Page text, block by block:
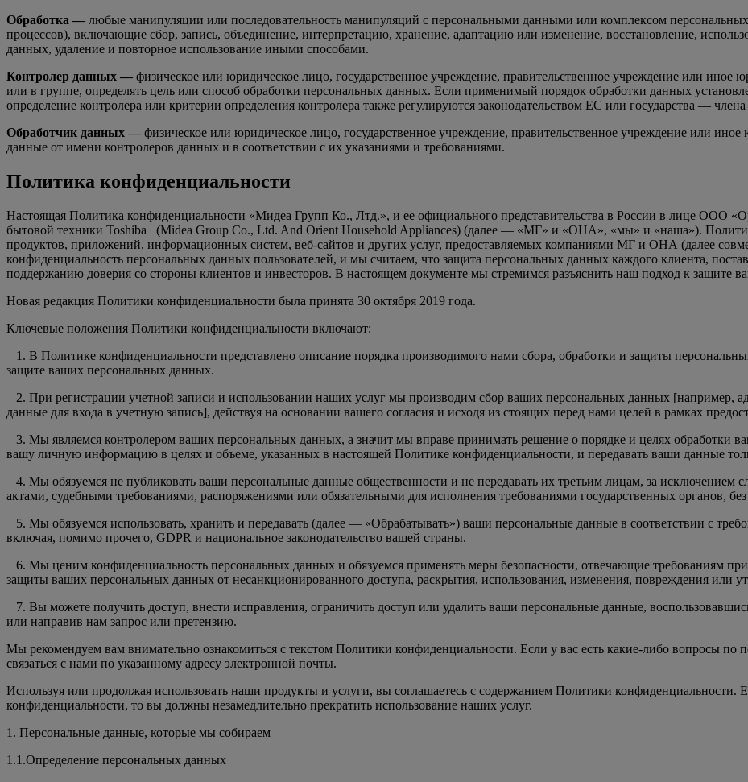
Обработка — любые манипуляции или последовательность манипуляций с персональными данными или комплексом
процессов), включающие сбор, запись, объединение, интерпретацию, хранение, адаптацию или изменение, восстановление,
данных, удаление и повторное использование иными способами.
Контролер данных — физическое или юридическое лицо, государственное учреждение, правительственное учреждение или иное
или в группе, определять цель или способ обработки персональных данных. Если применимый порядок обработки данных
определение контролера или критерии определения контролера также регулируются законодательством ЕС или государства —
Обработчик данных — физическое или юридическое лицо, государственное учреждение, правительственное учреждение или
данные от имени контролеров данных и в соответствии с их указаниями и требованиями.
Политика конфиденциальности
Настоящая Политика конфиденциальности «Мидeа Групп Ко., Лтд.», и ее официального представительства в России в лице ООО
бытовой техники Toshiba (Midea Group Co., Ltd. And Orient Household Appliances) (далее — «МГ» и «ОНА», «мы» и «наша»).
продуктов, приложений, информационных систем, веб-сайтов и других услуг, предоставляемых компаниями МГ и ОНА (далее
конфиденциальность персональных данных пользователей, и мы считаем, что защита персональных данных каждого клиента,
поддержанию доверия со стороны клиентов и инвесторов. В настоящем документе мы стремимся разъяснить наш подход к защите
Новая редакция Политики конфиденциальности была принята 30 октября 2019 года.
Ключевые положения Политики конфиденциальности включают:
1. В Политике конфиденциальности представлено описание порядка производимого нами сбора, обработки и защиты
защите ваших персональных данных.
2. При регистрации учетной записи и использовании наших услуг мы производим сбор ваших персональных данных [например,
данные для входа в учетную запись], действуя на основании вашего согласия и исходя из стоящих перед нами целей в рамках
3. Мы являемся контролером ваших персональных данных, а значит мы вправе принимать решение о порядке и целях обработки
вашу личную информацию в целях и объеме, указанных в настоящей Политике конфиденциальности, и передавать ваши данные
4. Мы обязуемся не публиковать ваши персональные данные общественности и не передавать их третьим лицам, за исключением
актами, судебными требованиями, распоряжениями или обязательными для исполнения требованиями государственных органов,
5. Мы обязуемся использовать, хранить и передавать (далее — «Обрабатывать») ваши персональные данные в соответствии с
включая, помимо прочего, GDPR и национальное законодательство вашей страны.
6. Мы ценим конфиденциальность персональных данных и обязуемся применять меры безопасности, отвечающие требованиям
защиты ваших персональных данных от несанкционированного доступа, раскрытия, использования, изменения, повреждения или
7. Вы можете получить доступ, внести исправления, ограничить доступ или удалить ваши персональные данные,
или направив нам запрос или претензию.
Мы рекомендуем вам внимательно ознакомиться с текстом Политики конфиденциальности. Если у вас есть какие-либо вопросы
связаться с нами по указанному адресу электронной почты.
Используя или продолжая использовать наши продукты и услуги, вы соглашаетесь с содержанием Политики
конфиденциальности, то вы должны незамедлительно прекратить использование наших услуг.
1. Персональные данные, которые мы собираем
1.1.Определение персональных данных